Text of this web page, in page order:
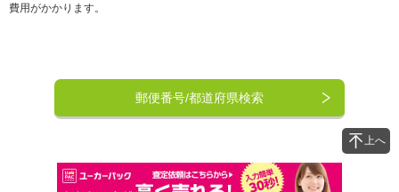
費用がかかります。
郵便番号/都道府県検索
上へ